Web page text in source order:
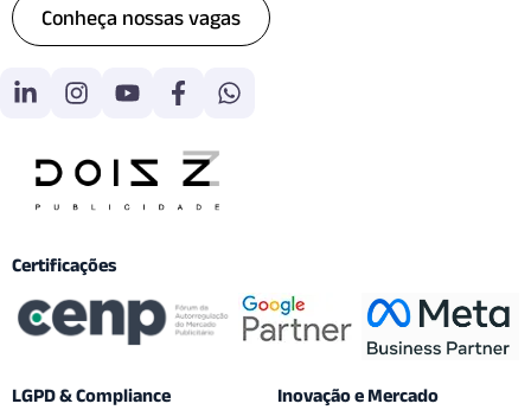
Conheça nossas vagas
Certificações
LGPD & Compliance Inovação e Mercado